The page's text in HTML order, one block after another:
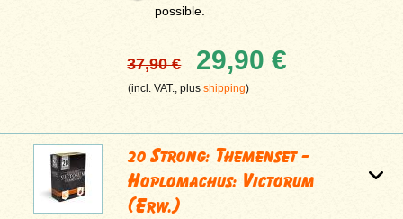
possible.
37,90 € 29,90 €
(incl. VAT., plusshipping)
20 Strong: Themenset -
Hoplomachus: Victorum
(Erw.)